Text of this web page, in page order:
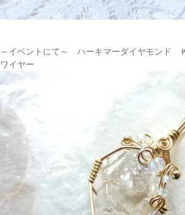
～イベントにて～ ハーキマーダイヤモンド
ワイヤー